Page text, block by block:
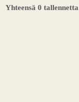
Yhteensä 0